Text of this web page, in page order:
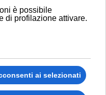
La maggior
buone.
(Jim Collins).